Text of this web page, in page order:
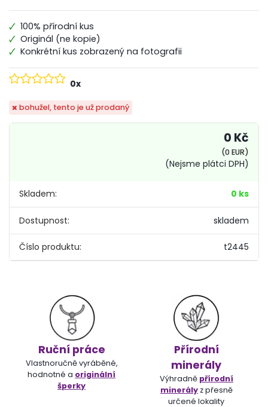
100% přírodní kus
Originál (ne kopie)
Konkrétní kus zobrazený na fotografii
bohužel, tento je už prodaný
0x
Skladem: 0 ks
Dostupnost: skladem
Číslo produktu: t2445
0 Kč
(0 EUR)
(Nejsme plátci DPH)
Ruční práce
Vlastnoručně vyráběné,
hodnotné a originální
šperky
Přírodní
minerály
Výhradně přírodní
minerályz přesně
určené lokality